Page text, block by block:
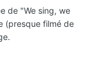
de "We sing, we
(presque filmé de